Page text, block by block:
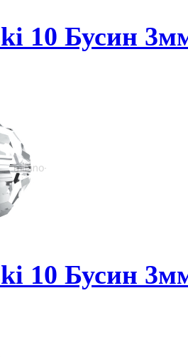
10 Бусин
10 Бусин